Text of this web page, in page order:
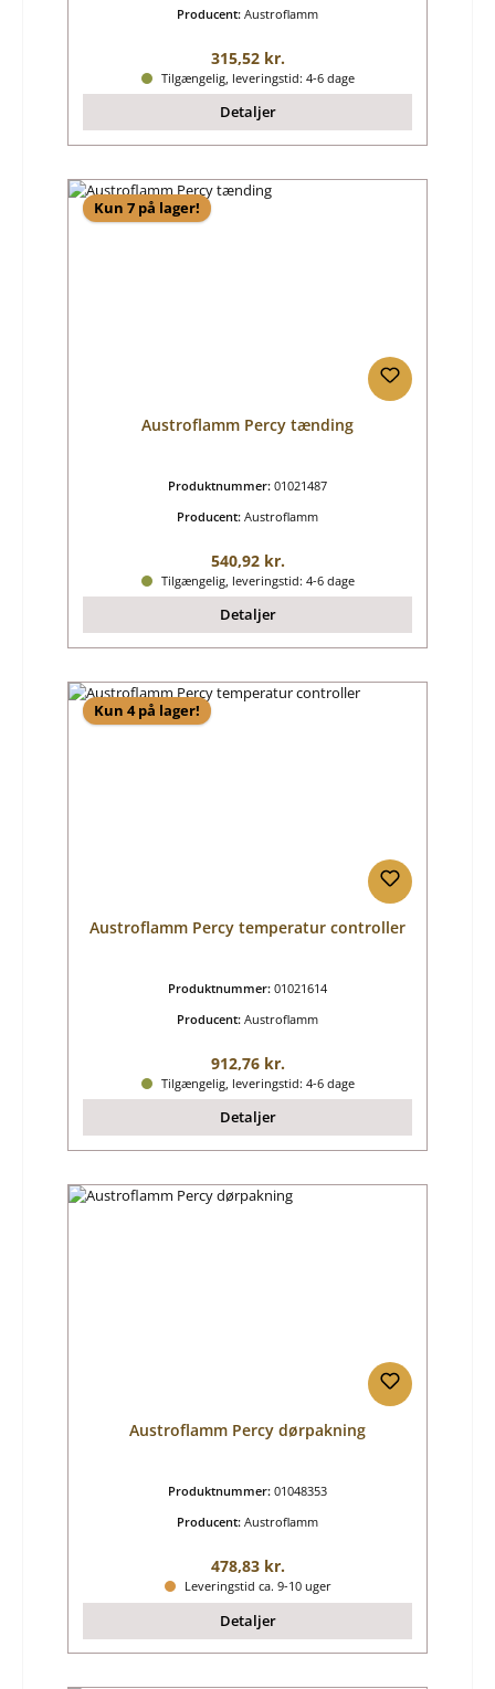
Producent: Austroflamm
Almindelig pris:
315,52 kr.
Tilgængelig, leveringstid: 4-6 dage
Detaljer
Kun 7 på lager!
Austroflamm Percy tænding
Produktnummer: 01021487
Producent: Austroflamm
Almindelig pris:
540,92 kr.
Tilgængelig, leveringstid: 4-6 dage
Detaljer
Kun 4 på lager!
Austroflamm Percy temperatur controller
Produktnummer: 01021614
Producent: Austroflamm
Almindelig pris:
912,76 kr.
Tilgængelig, leveringstid: 4-6 dage
Detaljer
Austroflamm Percy dørpakning
Produktnummer: 01048353
Producent: Austroflamm
Almindelig pris:
478,83 kr.
Leveringstid ca. 9-10 uger
Detaljer